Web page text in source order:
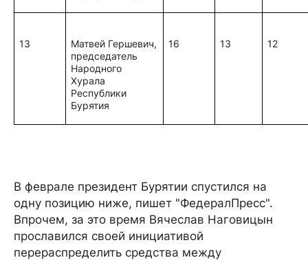
13
Матвей Гершевич,
председатель
Народного
Хурала
Республики
Бурятия
16 13 12
В феврале президент Бурятии спустился на
одну позицию ниже, пишет "ФедералПресс".
Впрочем, за это время Вячеслав Наговицын
прославился своей инициативой
перераспределить средства между